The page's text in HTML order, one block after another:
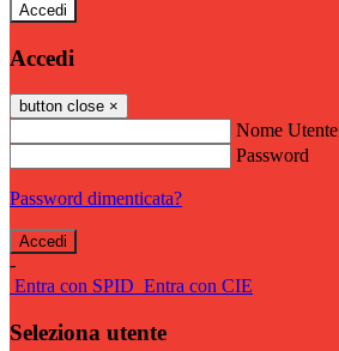
Accedi
Accedi
button close ×
Nome Utente
Password
Password dimenticata?
-
Entra con SPID Entra con CIE
Seleziona utente